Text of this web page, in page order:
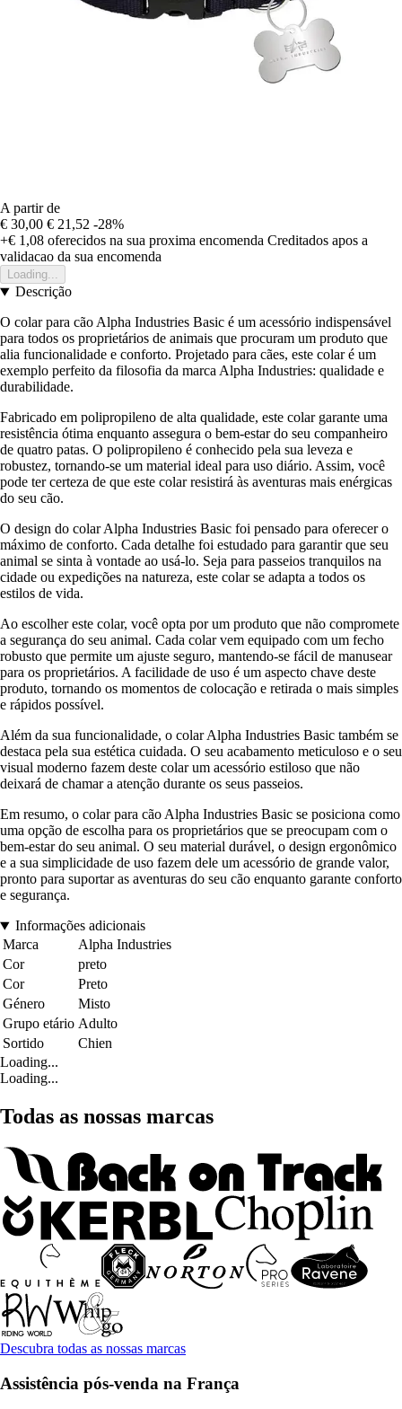
A partir de
€ 30,00 € 21,52 -28%
+€ 1,08 oferecidos na sua proxima encomenda Creditados apos a
validacao da sua encomenda
Loading...
Descrição
O colar para cão Alpha Industries Basic é um acessório indispensável
para todos os proprietários de animais que procuram um produto que
alia funcionalidade e conforto. Projetado para cães, este colar é um
exemplo perfeito da filosofia da marca Alpha Industries: qualidade e
durabilidade.
Fabricado em polipropileno de alta qualidade, este colar garante uma
resistência ótima enquanto assegura o bem-estar do seu companheiro
de quatro patas. O polipropileno é conhecido pela sua leveza e
robustez, tornando-se um material ideal para uso diário. Assim, você
pode ter certeza de que este colar resistirá às aventuras mais enérgicas
do seu cão.
O design do colar Alpha Industries Basic foi pensado para oferecer o
máximo de conforto. Cada detalhe foi estudado para garantir que seu
animal se sinta à vontade ao usá-lo. Seja para passeios tranquilos na
cidade ou expedições na natureza, este colar se adapta a todos os
estilos de vida.
Ao escolher este colar, você opta por um produto que não compromete
a segurança do seu animal. Cada colar vem equipado com um fecho
robusto que permite um ajuste seguro, mantendo-se fácil de manusear
para os proprietários. A facilidade de uso é um aspecto chave deste
produto, tornando os momentos de colocação e retirada o mais simples
e rápidos possível.
Além da sua funcionalidade, o colar Alpha Industries Basic também se
destaca pela sua estética cuidada. O seu acabamento meticuloso e o seu
visual moderno fazem deste colar um acessório estiloso que não
deixará de chamar a atenção durante os seus passeios.
Em resumo, o colar para cão Alpha Industries Basic se posiciona como
uma opção de escolha para os proprietários que se preocupam com o
bem-estar do seu animal. O seu material durável, o design ergonômico
e a sua simplicidade de uso fazem dele um acessório de grande valor,
pronto para suportar as aventuras do seu cão enquanto garante conforto
e segurança.
Informações adicionais
Marca
Alpha Industries
Cor
preto
Cor
Preto
Género
Misto
Grupo etário Adulto
Sortido
Chien
Loading...
Loading...
Todas as nossas marcas
Descubra todas as nossas marcas
Assistência pós-venda na França